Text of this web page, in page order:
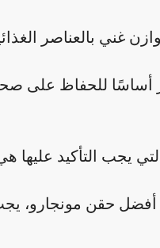
غني بالعناصر
يجب التأكيد
حقن مونجارو،